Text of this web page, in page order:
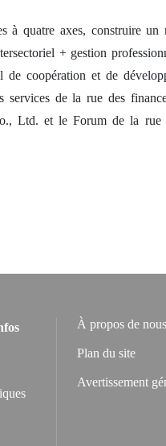
à quatre axes, construire un
+ gestion
coopération et de
services de la rue des
Ltd. et le Forum de la rue
À propos de nous
Plan du site
Avertissement